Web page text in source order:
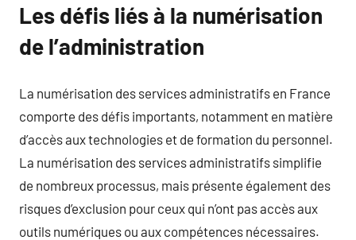
Les défis liés à la numérisation
de l’administration
La numérisation des services administratifs en France
comporte des défis importants, notamment en matière
d’accès aux technologies et de formation du personnel.
La numérisation des services administratifs simplifie
de nombreux processus, mais présente également des
risques d’exclusion pour ceux qui n’ont pas accès aux
outils numériques ou aux compétences nécessaires.